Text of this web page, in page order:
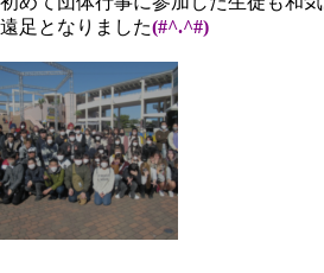
遠足となりました(#^.^#)